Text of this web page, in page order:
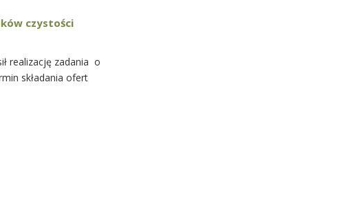
czystości
realizację zadania o
składania ofert